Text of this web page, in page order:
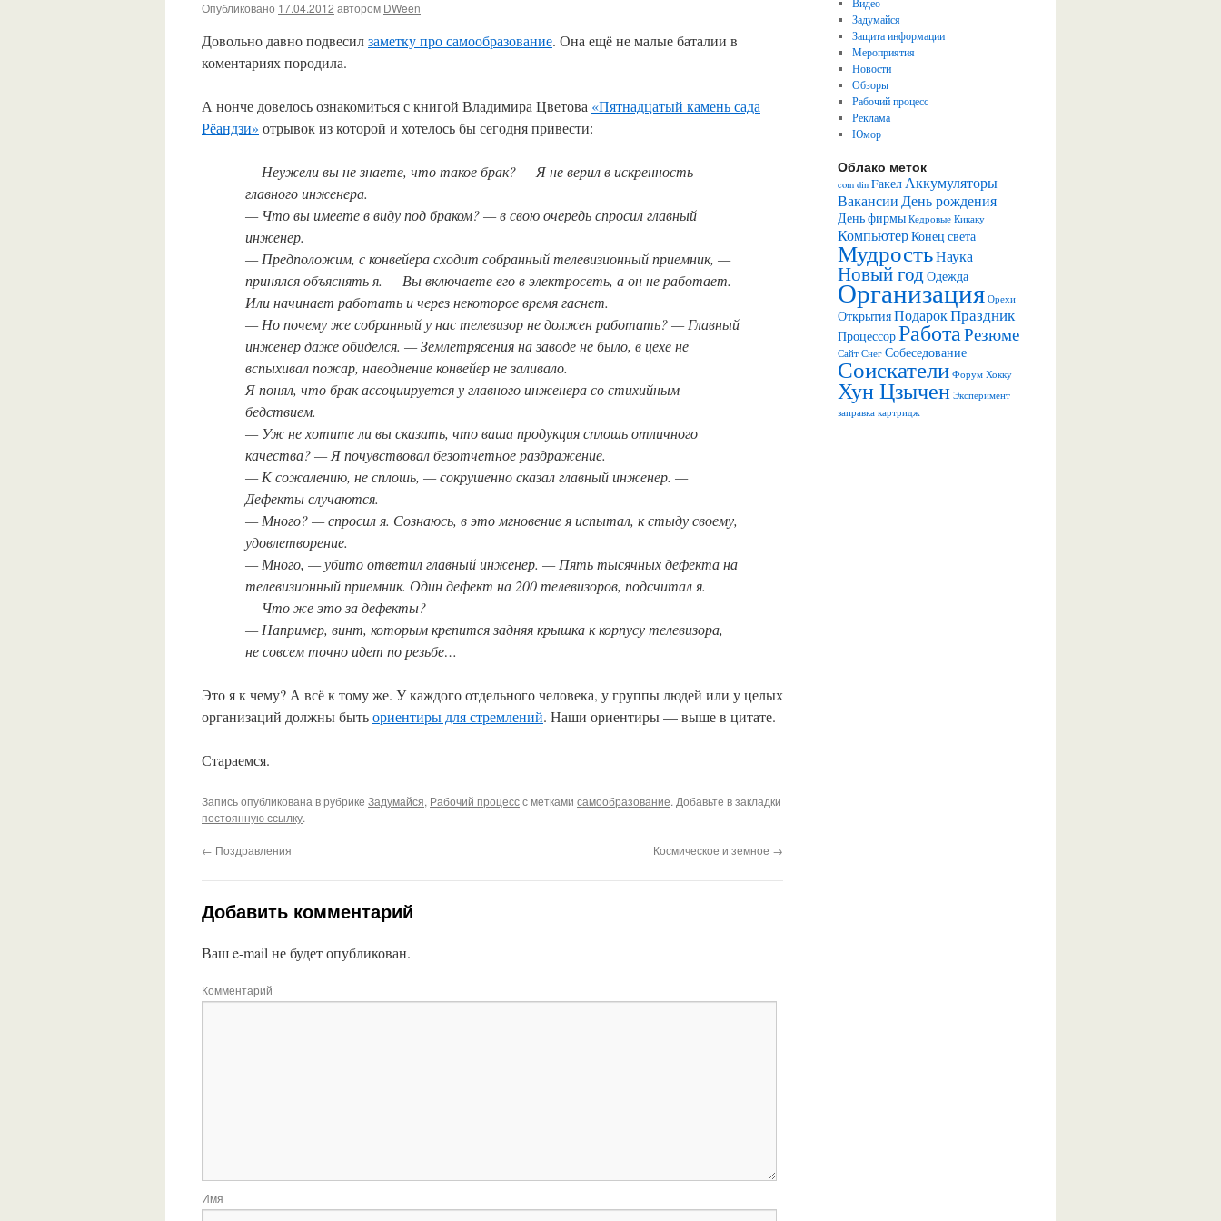
Опубликовано 17.04.2012 автором DWeen
Довольно давно подвесилзаметку про самообразование. Она ещё не малые баталии в
коментариях породила.
А нонче довелось ознакомиться с книгой Владимира Цветова «Пятнадцатый камень сада
Рёандзи» отрывок из которой и хотелось бы сегодня привести:
— Неужели вы не знаете, что такое брак? — Я не верил в искренность
главного инженера.
— Что вы имеете в виду под браком? — в свою очередь спросил главный
инженер.
— Предположим, с конвейера сходит собранный телевизионный приемник, —
принялся объяснять я. — Вы включаете его в электросеть, а он не работает.
Или начинает работать и через некоторое время гаснет.
— Но почему же собранный у нас телевизор не должен работать? — Главный
инженер даже обиделся. — Землетрясения на заводе не было, в цехе не
вспыхивал пожар, наводнение конвейер не заливало.
Я понял, что брак ассоциируется у главного инженера со стихийным
бедствием.
— Уж не хотите ли вы сказать, что ваша продукция сплошь отличного
качества? — Я почувствовал безотчетное раздражение.
— К сожалению, не сплошь, — сокрушенно сказал главный инженер. —
Дефекты случаются.
— Много? — спросил я. Сознаюсь, в это мгновение я испытал, к стыду своему,
удовлетворение.
— Много, — убито ответил главный инженер. — Пять тысячных дефекта на
телевизионный приемник. Один дефект на 200 телевизоров, подсчитал я.
— Что же это за дефекты?
— Например, винт, которым крепится задняя крышка к корпусу телевизора,
не совсем точно идет по резьбе…
Это я к чему? А всё к тому же. У каждого отдельного человека, у группы людей или у целых
организаций должны бытьориентиры для стремлений. Наши ориентиры — выше в цитате.
Стараемся.
Запись опубликована в рубрике Задумайся, Рабочий процессс метками самообразование. Добавьте в закладки
постоянную ссылку.
← Поздравления Космическое и земное →
Добавить комментарий
Ваш e-mail не будет опубликован.
Комментарий
Имя
Задумайся
Защита информации
Мероприятия
Новости
Обзоры
Рабочий процесс
Реклама
Юмор
Облако меток
com din FакелАккумуляторы
Вакансии День рождения
День фирмы Кедровые Кикаку
КомпьютерКонец света
МудростьНаука
Новый годОдежда
Организация Орехи
ОткрытияПодарокПраздник
ПроцессорРаботаРезюме
Сайт Снег Собеседование
Соискатели Форум Хокку
Хун Цзычен Эксперимент
заправка картридж